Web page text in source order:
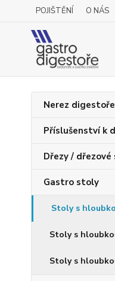
POJIŠTĚNÍ O NÁS
Nerez digestoře
Příslušenství k
Dřezy /
Gastro stoly
Stoly s
Stoly s
Stoly s